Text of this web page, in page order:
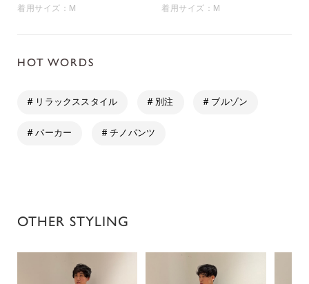
着用サイズ：M
着用サイズ：M
HOT WORDS
# リラックススタイル # 別注 # ブルゾン
# パーカー # チノパンツ
OTHER STYLING